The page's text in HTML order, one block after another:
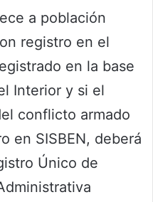
a población
registro en el
en la base
Interior y si el
conflicto armado
en SISBEN, deberá
Único de